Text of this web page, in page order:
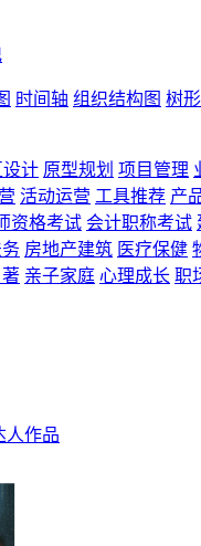
时间轴 组织结构图 树
设计 原型规划 项目管理
活动运营 工具推荐 产
资格考试 会计职称考试
房地产建筑 医疗保健
亲子家庭 心理成长 职
人作品